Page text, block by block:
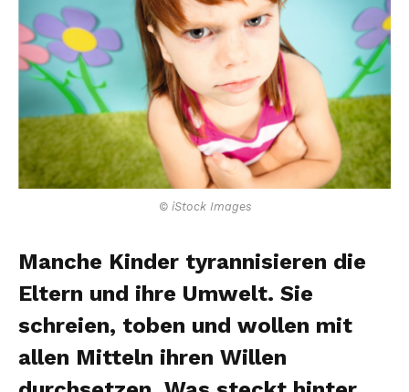
© iStock Images
Manche Kinder tyrannisieren die
Eltern und ihre Umwelt. Sie
schreien, toben und wollen mit
allen Mitteln ihren Willen